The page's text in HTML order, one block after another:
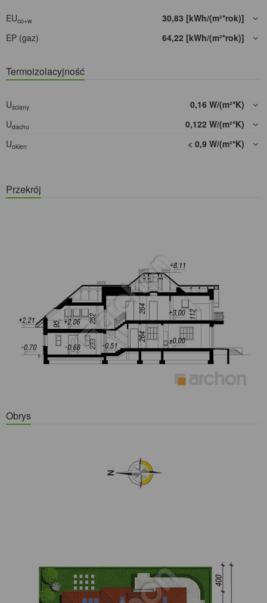
EUco+w
30,83 [kWh/(m²*rok)]
EP (gaz)
64,22 [kWh/(m²*rok)]
Termoizolacyjność
Uściany
0,16 W/(m²*K)
Udachu
0,122 W/(m²*K)
Uokien < 0,9 W/(m²*K)
Przekrój
Obrys